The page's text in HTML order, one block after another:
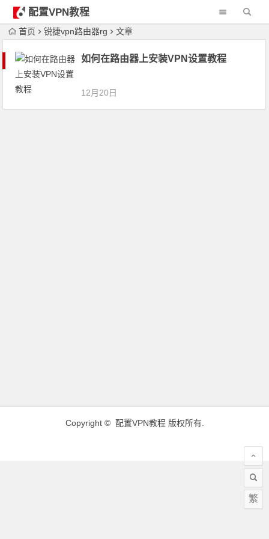
配置VPN教程
首页 锐捷vpn路由器rg 文章
如何在路由器上安装VPN设置教程
12月20日
Copyright © 配置VPN教程版权所有.
繁